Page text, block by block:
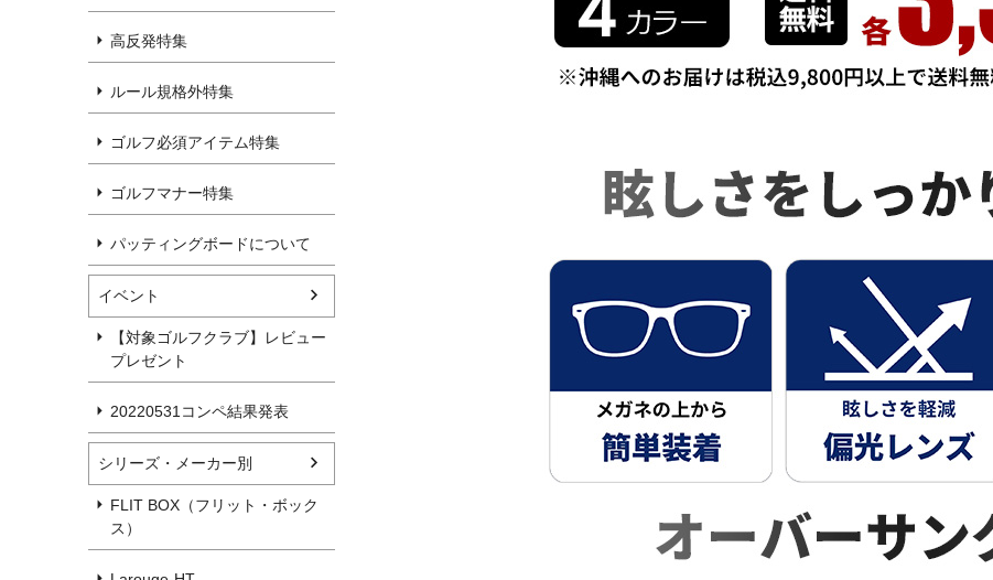
高反発特集
ルール規格外特集
ゴルフ必須アイテム特集
ゴルフマナー特集
パッティングボードについて
イベント
【対象ゴルフクラブ】レビュー
プレゼント
20220531コンペ結果発表
シリーズ・メーカー別
FLIT BOX（フリット・ボック
ス）